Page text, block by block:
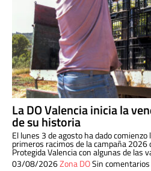
La DO Valencia inicia la
de su historia
El lunes 3 de agosto ha dado
primeros racimos de la campaña 2026
Protegida Valencia con algunas de las
03/08/2026Zona DOSin comentarios